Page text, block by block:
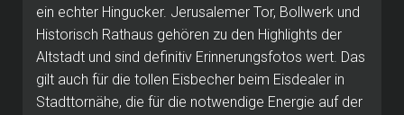
ein echter Hingucker. Jerusalemer Tor, Bollwerk und
Historisch Rathaus gehören zu den Highlights der
Altstadt und sind definitiv Erinnerungsfotos wert. Das
gilt auch für die tollen Eisbecher beim Eisdealer in
Stadttornähe, die für die notwendige Energie auf der